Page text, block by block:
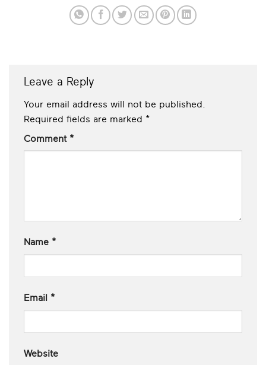
Leave a Reply
Your email address will not be published.
Required fields are marked *
Comment *
Name *
Email *
Website